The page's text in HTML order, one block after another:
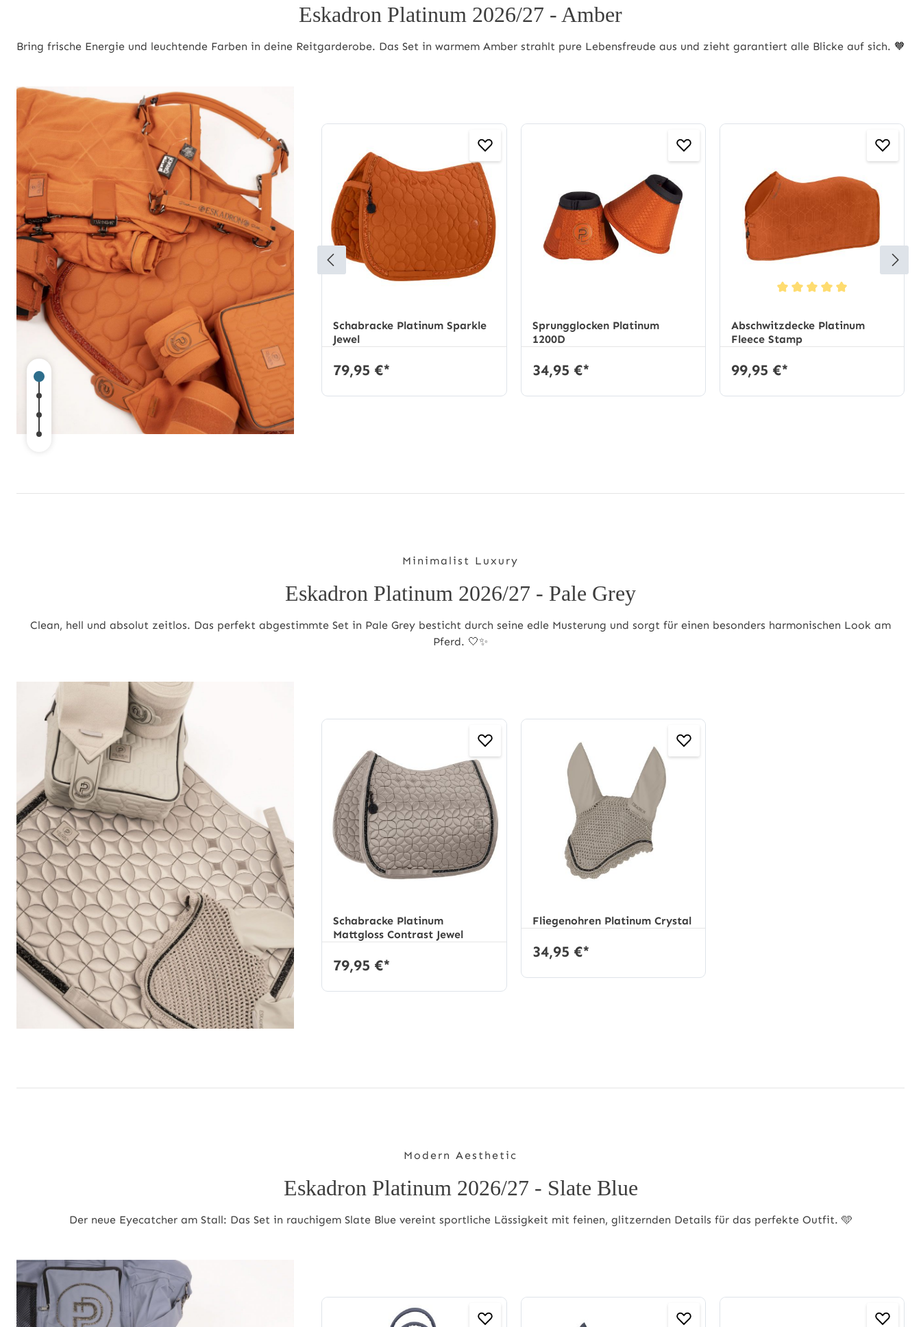
Eskadron Platinum 2026/27 - Amber
Bring frische Energie und leuchtende Farben in deine Reitgarderobe. Das Set in warmem Amber strahlt pure Lebensfreude aus und zieht garantiert alle Blicke auf sich. 🧡
Produktgalerie überspringen
Schabracke Platinum Sparkle
Jewel
79,95 €*
Sprungglocken Platinum
1200D
34,95 €*
Abschwitzdecke Platinum
Fleece Stamp
99,95 €*
Minimalist Luxury
Eskadron Platinum 2026/27 - Pale Grey
Clean, hell und absolut zeitlos. Das perfekt abgestimmte Set in Pale Grey besticht durch seine edle Musterung und sorgt für einen besonders harmonischen Look am
Pferd. 🤍✨
Produktgalerie überspringen
Schabracke Platinum
Mattgloss Contrast Jewel
79,95 €*
Fliegenohren Platinum Crystal
34,95 €*
Modern Aesthetic
Eskadron Platinum 2026/27 - Slate Blue
Der neue Eyecatcher am Stall: Das Set in rauchigem Slate Blue vereint sportliche Lässigkeit mit feinen, glitzernden Details für das perfekte Outfit. 🩵
Produktgalerie überspringen